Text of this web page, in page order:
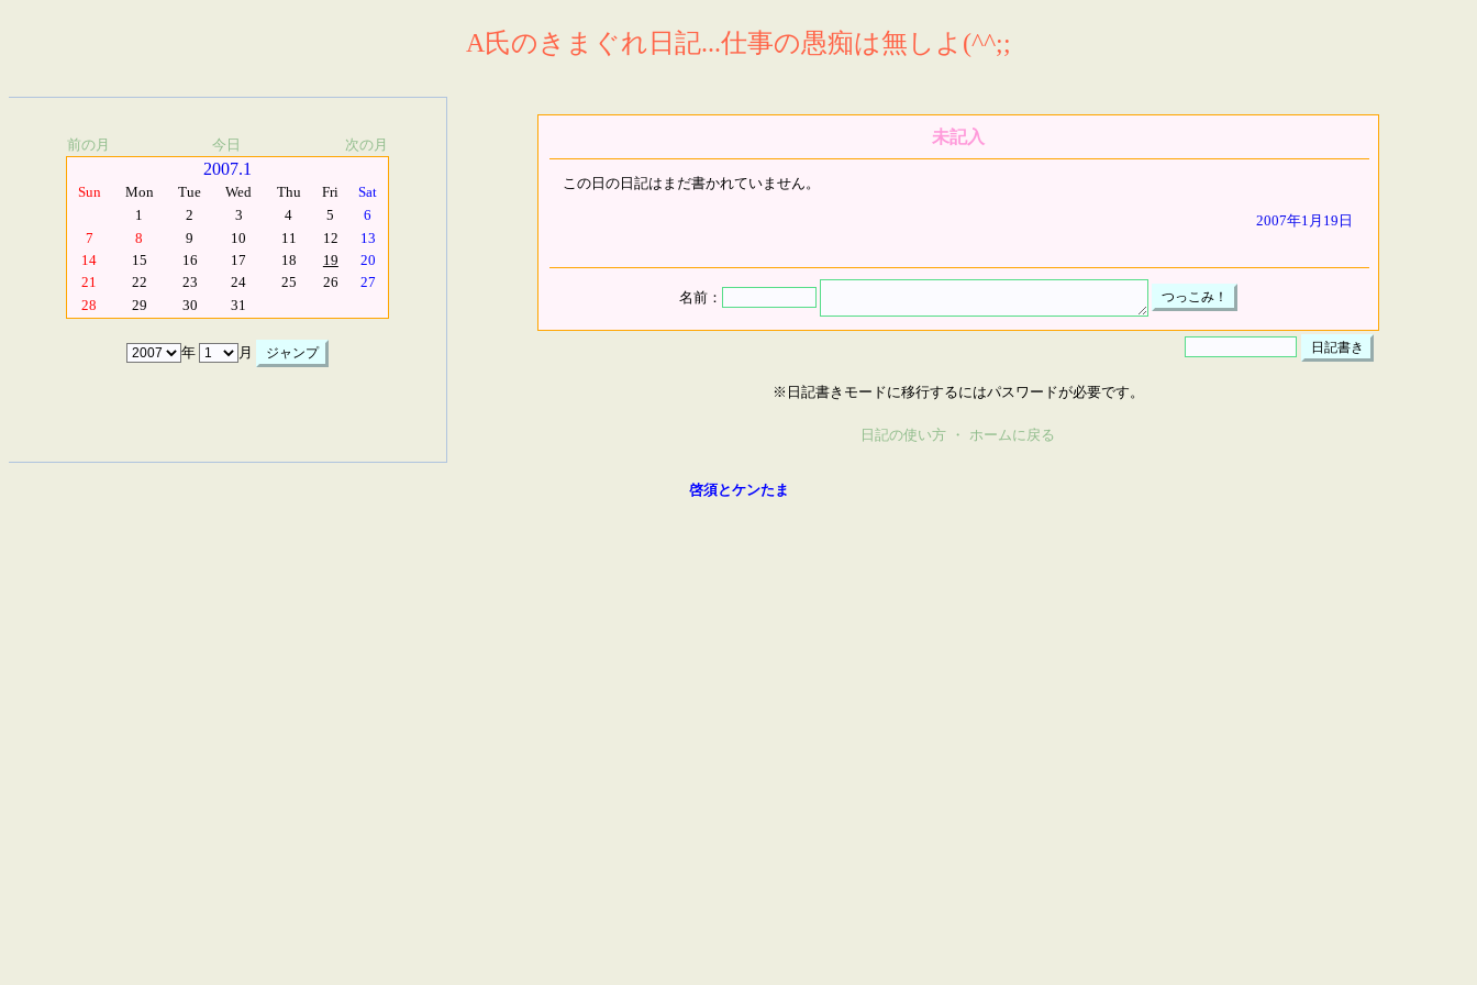
A氏のきまぐれ日記...仕事の愚痴は無しよ(^^;;
前の月 今日 次の月
2007.1
Sun Mon Tue Wed Thu Fri
Sat
1
2 3 4 5
6
7
8 9 10 11 12
13
14
15 16 17 18 19
20
21
22 23 24 25 26
27
28
29 30 31
年 月
未記入
この日の日記はまだ書かれていません。
2007年1月19日
名前：
※日記書きモードに移行するにはパスワードが必要です。
日記の使い方 ・ ホームに戻る
啓須とケンたま